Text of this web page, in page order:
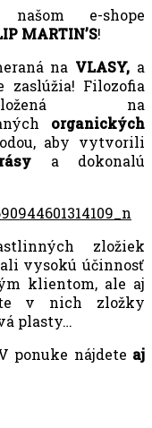
e-shope
MARTIN’S!
na VLASY, a
Filozofia
na
organických
aby vytvorili
a dokonalú
zložiek
vysokú účinnosť
klientom, ale aj
v nich zložky
plasty…
ponuke nájdete aj